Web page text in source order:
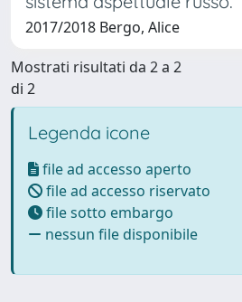
2017/2018 Bergo, Alice
Mostrati risultati da 2 a 2
di 2
Legenda icone
file ad accesso aperto
file ad accesso riservato
file sotto embargo
nessun file disponibile